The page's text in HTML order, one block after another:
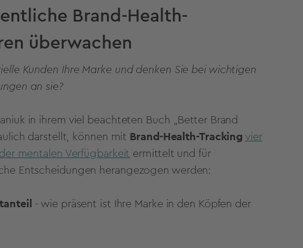
Brand-Health-
überwachen
Kunden Ihre Marke und denken Sie bei wichtigen
an sie?
in ihrem viel beachteten Buch „Better Brand
darstellt, können mit Brand-Health-Tracking vier
mentalen Verfügbarkeit ermittelt und für
Entscheidungen herangezogen werden:
- wie präsent ist Ihre Marke in den Köpfen der